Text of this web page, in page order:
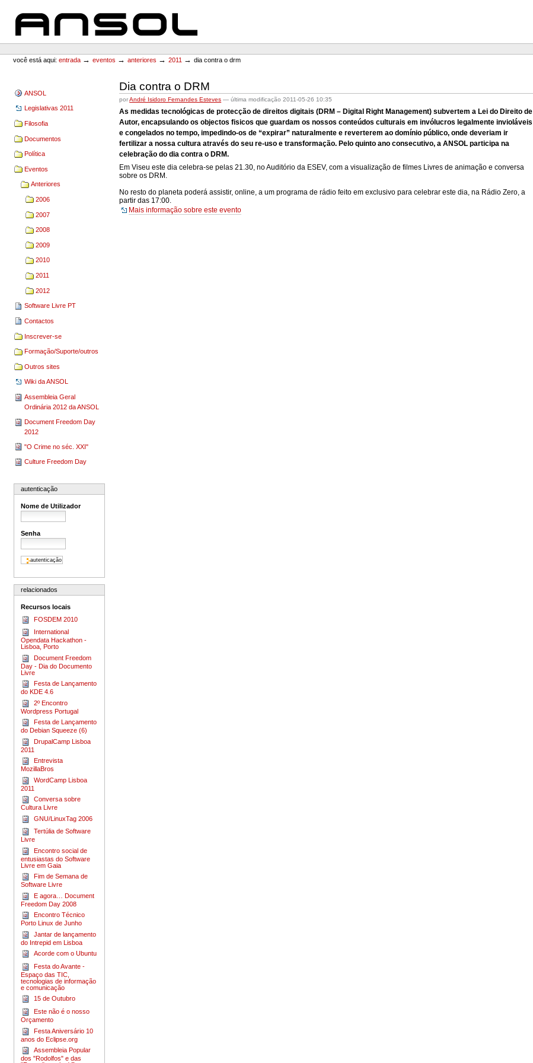
conteúdo.
navegação
ANSOL
Pessoais
você está aqui: entrada →eventos →anteriores →2011 →dia contra o drm
ANSOL
Legislativas 2011
Filosofia
Documentos
Política
Eventos
Anteriores
2006
2007
2008
2009
2010
2011
2012
Software Livre PT
Contactos
Inscrever-se
Formação/Suporte/outros
Outros sites
Wiki da ANSOL
Assembleia Geral
Ordinária 2012 da ANSOL
Document Freedom Day
2012
"O Crime no séc. XXI"
Culture Freedom Day
autenticação
Nome de Utilizador
Senha
relacionados
Recursos locais
FOSDEM 2010
International
Opendata Hackathon -
Lisboa, Porto
Document Freedom
Day - Dia do Documento
Livre
Festa de Lançamento
do KDE 4.6
2º Encontro
Wordpress Portugal
Festa de Lançamento
do Debian Squeeze (6)
DrupalCamp Lisboa
2011
Entrevista
MozillaBros
Word­Camp Lis­boa
2011
Conversa sobre
Cultura Livre
GNU/LinuxTag 2006
Tertúlia de Software
Livre
Encontro social de
entusiastas do Software
Livre em Gaia
Fim de Semana de
Software Livre
E agora… Document
Freedom Day 2008
Encontro Técnico
Porto Linux de Junho
Jantar de lançamento
do Intrepid em Lisboa
Acorde com o Ubuntu
Festa do Avante -
Espaço das TIC,
tecnologias de informação
e comunicação
15 de Outubro
Este não é o nosso
Orçamento
Festa Aniversário 10
anos do Eclipse.org
Assembleia Popular
dos "Rodolfos" e das
Dia contra o DRM
porAndré Isidoro Fernandes Esteves —última modificação 2011-05-26 10:35
As medidas tecnológicas de protecção de direitos digitais (DRM – Digital Right Management) subvertem a Lei do Direito de
Autor, encapsulando os objectos fisicos que guardam os nossos conteúdos culturais em invólucros legalmente invioláveis
e congelados no tempo, impedindo-os de “expirar” naturalmente e reverterem ao domínio público, onde deveriam ir
fertilizar a nossa cultura através do seu re-uso e transformação. Pelo quinto ano consecutivo, a ANSOL participa na
celebração do dia contra o DRM.
Em Viseu este dia celebra-se pelas 21.30, no Auditório da ESEV, com a visualização de filmes Livres de animação e conversa
sobre os DRM.
No resto do planeta poderá assistir, online, a um programa de rádio feito em exclusivo para celebrar este dia, na Rádio Zero, a
partir das 17:00.
Mais informação sobre este evento